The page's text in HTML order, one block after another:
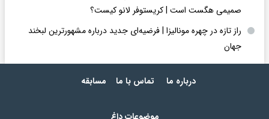
صمیمی هگست است | کریستوفر لانو کیست؟
راز تازه در چهره مونالیزا | فرضیه‌ای جدید درباره مشهورترین لبخند
جهان
درباره ما تماس با ما مسابقه